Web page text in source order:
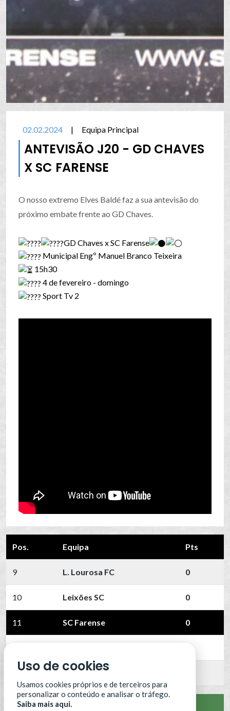
02.02.2024 | Equipa Principal
ANTEVISÃO J20 - GD CHAVES
X SC FARENSE
O nosso extremo Elves Baldé faz a sua antevisão do
próximo embate frente ao GD Chaves.
GD Chaves x SC Farense
Municipal Engº Manuel Branco Teixeira
15h30
4 de fevereiro - domingo
Sport Tv 2
Pos. Equipa Pts
9 L. Lourosa FC 0
10 Leixões SC 0
11 SC Farense 0
13 Benfica B
VER CLASSIFICAÇÃO COMPLETA
Uso de cookies
Usamos cookies próprios e de terceiros para
personalizar o conteúdo e analisar o tráfego.
Saiba mais aqui.